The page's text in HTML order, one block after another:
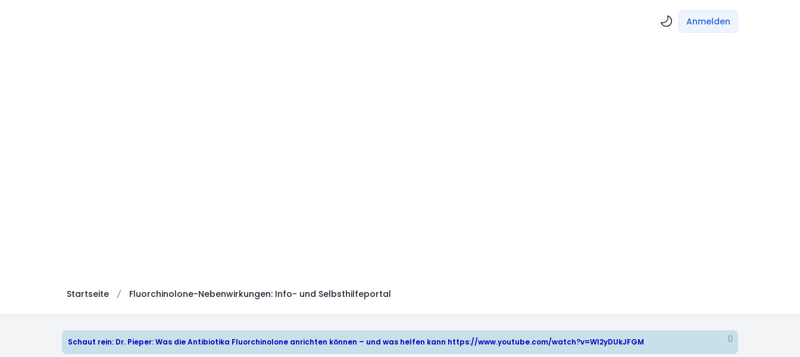
Anmelden
Startseite Fluorchinolone-Nebenwirkungen: Info- und Selbsthilfeportal
Schaut rein: Dr. Pieper: Was die Antibiotika Fluorchinolone anrichten können – und was helfen kann https://www.youtube.com/watch?v=WI2yDUkJFGM